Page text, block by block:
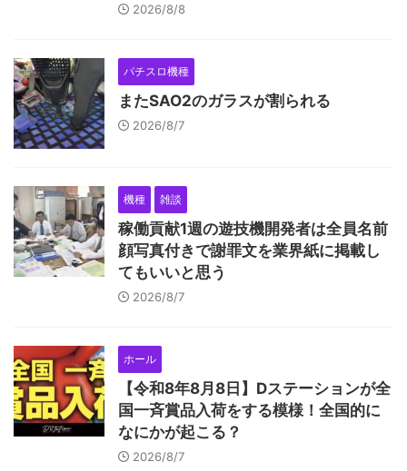
2026/8/8
パチスロ機種
またSAO2のガラスが割られる
2026/8/7
機種 雑談
稼働貢献1週の遊技機開発者は全員名前
顔写真付きで謝罪文を業界紙に掲載し
てもいいと思う
2026/8/7
ホール
【令和8年8月8日】Dステーションが全
国一斉賞品入荷をする模様！全国的に
なにかが起こる？
2026/8/7